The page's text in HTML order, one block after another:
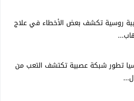
روسية تكشف بعض الأخطاء في علاج
تطور شبكة عصبية تكتشف التعب من